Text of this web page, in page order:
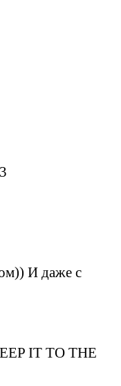
И даже с
IT TO THE